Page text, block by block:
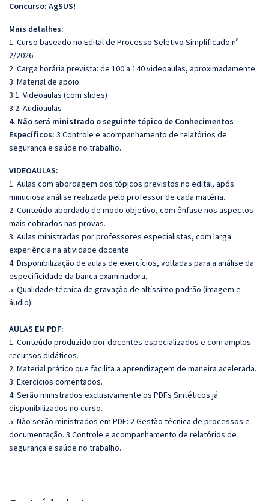
Concurso: AgSUS!
Mais detalhes:
1. Curso baseado no Edital de Processo Seletivo Simplificado nº
2/2026.
2. Carga horária prevista: de 100 a 140 videoaulas, aproximadamente.
3. Material de apoio:
3.1. Videoaulas (com slides)
3.2. Audioaulas
4. Não será ministrado o seguinte tópico de Conhecimentos
Específicos: 3 Controle e acompanhamento de relatórios de
segurança e saúde no trabalho.
VIDEOAULAS:
1. Aulas com abordagem dos tópicos previstos no edital, após
minuciosa análise realizada pelo professor de cada matéria.
2. Conteúdo abordado de modo objetivo, com ênfase nos aspectos
mais cobrados nas provas.
3. Aulas ministradas por professores especialistas, com larga
experiência na atividade docente.
4. Disponibilização de aulas de exercícios, voltadas para a análise da
especificidade da banca examinadora.
5. Qualidade técnica de gravação de altíssimo padrão (imagem e
áudio).
AULAS EM PDF:
1. Conteúdo produzido por docentes especializados e com amplos
recursos didáticos.
2. Material prático que facilita a aprendizagem de maneira acelerada.
3. Exercícios comentados.
4. Serão ministrados exclusivamente os PDFs Sintéticos já
disponibilizados no curso.
5. Não serão ministrados em PDF: 2 Gestão técnica de processos e
documentação. 3 Controle e acompanhamento de relatórios de
segurança e saúde no trabalho.